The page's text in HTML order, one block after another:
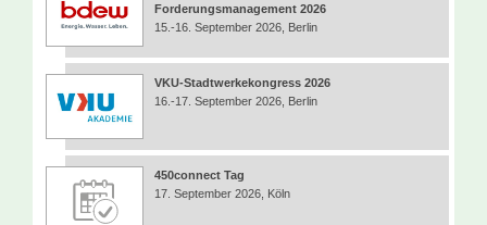
Forderungsmanagement 2026
15.-16. September 2026, Berlin
VKU-Stadtwerkekongress 2026
16.-17. September 2026, Berlin
450connect Tag
17. September 2026, Köln